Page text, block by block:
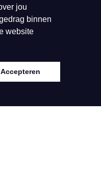
jou
binnen
website
Accepteren